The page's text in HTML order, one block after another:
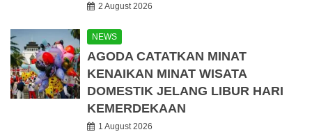
2 August 2026
NEWS
AGODA CATATKAN MINAT
KENAIKAN MINAT WISATA
DOMESTIK JELANG LIBUR HARI
KEMERDEKAAN
1 August 2026